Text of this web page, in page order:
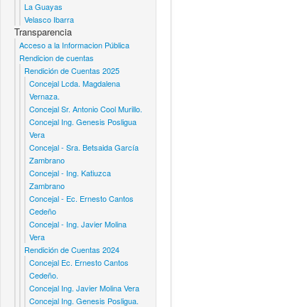
La Guayas
Velasco Ibarra
Transparencia
Acceso a la Informacion Pública
Rendicion de cuentas
Rendición de Cuentas 2025
Concejal Lcda. Magdalena
Vernaza.
Concejal Sr. Antonio Cool Murillo.
Concejal Ing. Genesis Posligua
Vera
Concejal - Sra. Betsaida García
Zambrano
Concejal - Ing. Katiuzca
Zambrano
Concejal - Ec. Ernesto Cantos
Cedeño
Concejal - Ing. Javier Molina
Vera
Rendición de Cuentas 2024
Concejal Ec. Ernesto Cantos
Cedeño.
Concejal Ing. Javier Molina Vera
Concejal Ing. Genesis Posligua.